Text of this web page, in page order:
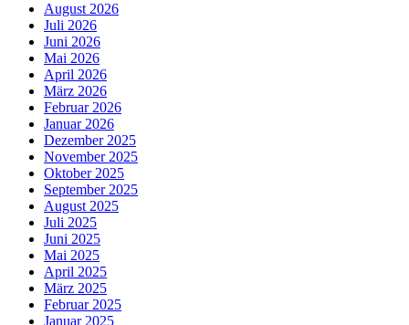
August 2026
Juli 2026
Juni 2026
Mai 2026
April 2026
März 2026
Februar 2026
Januar 2026
Dezember 2025
November 2025
Oktober 2025
September 2025
August 2025
Juli 2025
Juni 2025
Mai 2025
April 2025
März 2025
Februar 2025
Januar 2025